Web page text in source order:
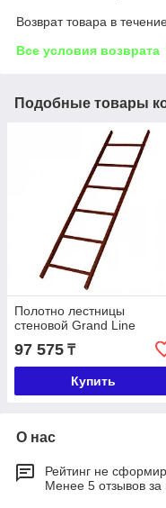
Возврат товара в
Все условия возврата
Подобные товары
Полотно лестницы
стеновой Grand Line
97 575 ₸
Купить
О нас
Рейтинг не
Менее 5 отзывов за